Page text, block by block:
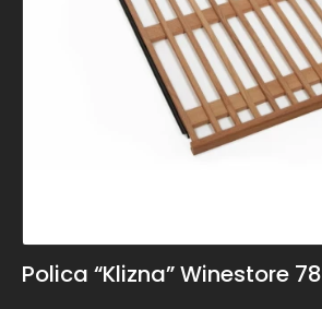
Polica “Klizna” Winestore 78